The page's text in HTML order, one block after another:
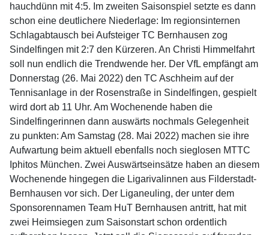
hauchdünn mit 4:5. Im zweiten Saisonspiel setzte es dann
schon eine deutlichere Niederlage: Im regionsinternen
Schlagabtausch bei Aufsteiger TC Bernhausen zog
Sindelfingen mit 2:7 den Kürzeren. An Christi Himmelfahrt
soll nun endlich die Trendwende her. Der VfL empfängt am
Donnerstag (26. Mai 2022) den TC Aschheim auf der
Tennisanlage in der Rosenstraße in Sindelfingen, gespielt
wird dort ab 11 Uhr. Am Wochenende haben die
Sindelfingerinnen dann auswärts nochmals Gelegenheit
zu punkten: Am Samstag (28. Mai 2022) machen sie ihre
Aufwartung beim aktuell ebenfalls noch sieglosen MTTC
Iphitos München. Zwei Auswärtseinsätze haben an diesem
Wochenende hingegen die Ligarivalinnen aus Filderstadt-
Bernhausen vor sich. Der Liganeuling, der unter dem
Sponsorennamen Team HuT Bernhausen antritt, hat mit
zwei Heimsiegen zum Saisonstart schon ordentlich